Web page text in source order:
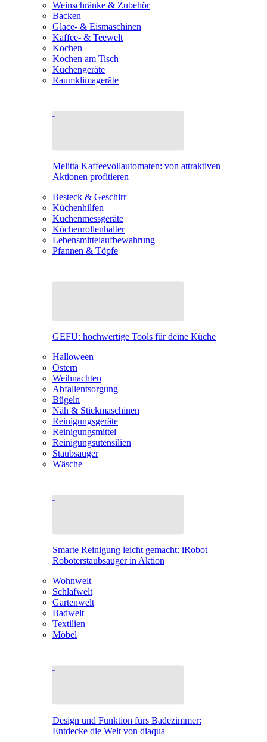
Weinschränke & Zubehör
Backen
Glace- & Eismaschinen
Kaffee- & Teewelt
Kochen
Kochen am Tisch
Küchengeräte
Raumklimageräte
Melitta Kaffeevollautomaten: von attraktiven
Aktionen profitieren
Besteck & Geschirr
Küchenhilfen
Küchenmessgeräte
Küchenrollenhalter
Lebensmittelaufbewahrung
Pfannen & Töpfe
GEFU: hochwertige Tools für deine Küche
Halloween
Ostern
Weihnachten
Abfallentsorgung
Bügeln
Näh & Stickmaschinen
Reinigungsgeräte
Reinigungsmittel
Reinigungsutensilien
Staubsauger
Wäsche
Smarte Reinigung leicht gemacht: iRobot
Roboterstaubsauger in Aktion
Wohnwelt
Schlafwelt
Gartenwelt
Badwelt
Textilien
Möbel
Design und Funktion fürs Badezimmer:
Entdecke die Welt von diaqua